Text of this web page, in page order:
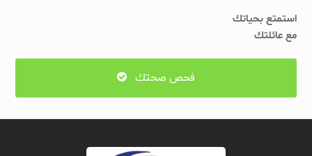
استمتع بحياتك
مع عائلتك
فحص صحتك